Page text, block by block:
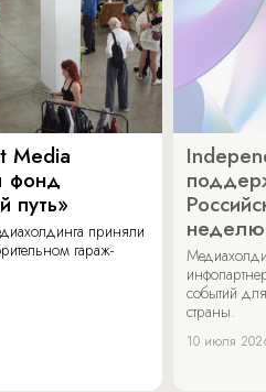
Media
фонд
путь»
приняли
гараж-
неделю
событий
страны.
10 июля